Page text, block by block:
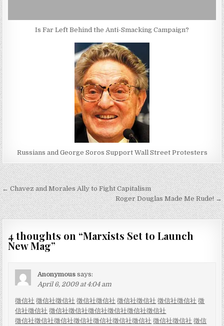
Is Far Left Behind the Anti-Smacking Campaign?
Russians and George Soros Support Wall Street Protesters
Post
navigation
← Chavez and Morales Ally to Fight Capitalism
Roger Douglas Made Me Rude! →
4 thoughts on “Marxists Set to Launch
New Mag”
Anonymous says:
April 6, 2009 at 4:04 am
徵信社 徵信社徵信社 徵信社徵信社 徵信社徵信社 徵信社徵信社 徵
信社徵信社 徵信社徵信社徵信社徵信社徵信社徵信社
徵信社徵信社徵信社徵信社徵信社徵信社徵信社 徵信社徵信社 徵信